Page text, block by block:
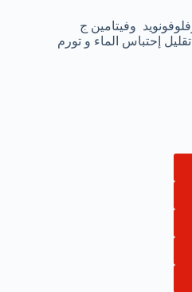
وفيتامين ج
إحتباس الماء و تورم